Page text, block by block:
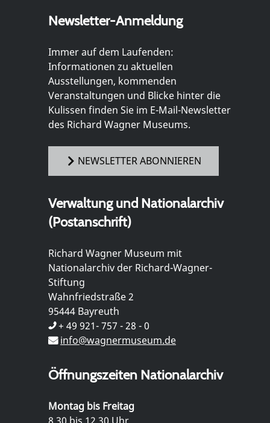
Newsletter-Anmeldung
Immer auf dem Laufenden:
Informationen zu aktuellen
Ausstellungen, kommenden
Veranstaltungen und Blicke hinter die
Kulissen finden Sie im E-Mail-Newsletter
des Richard Wagner Museums.
NEWSLETTER ABONNIEREN
Verwaltung und Nationalarchiv
(Postanschrift)
Richard Wagner Museum mit
Nationalarchiv der Richard-Wagner-
Stiftung
Wahnfriedstraße 2
95444 Bayreuth
+ 49 921- 757 - 28 - 0
info@wagnermuseum.de
Öffnungszeiten Nationalarchiv
Montag bis Freitag